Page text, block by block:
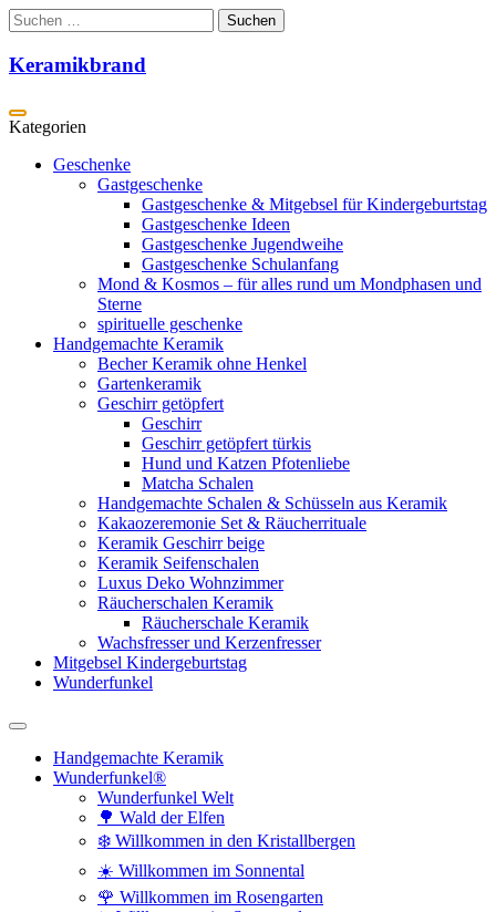
Zum
Inhalt
springen
Suchen
nach:
Keramikbrand
Geschenke
Gastgeschenke
Gastgeschenke & Mitgebsel für Kindergeburtstag
Gastgeschenke Ideen
Gastgeschenke Jugendweihe
Gastgeschenke Schulanfang
Mond & Kosmos – für alles rund um Mondphasen und
Sterne
spirituelle geschenke
Handgemachte Keramik
Becher Keramik ohne Henkel
Gartenkeramik
Geschirr getöpfert
Geschirr
Geschirr getöpfert türkis
Hund und Katzen Pfotenliebe
Matcha Schalen
Handgemachte Schalen & Schüsseln aus Keramik
Kakaozeremonie Set & Räucherrituale
Keramik Geschirr beige
Keramik Seifenschalen
Luxus Deko Wohnzimmer
Räucherschalen Keramik
Räucherschale Keramik
Wachsfresser und Kerzenfresser
Mitgebsel Kindergeburtstag
Wunderfunkel
Handgemachte Keramik
Wunderfunkel®
Wunderfunkel Welt
🌳 Wald der Elfen
❄️ Willkommen in den Kristallbergen
☀️ Willkommen im Sonnental
🌹 Willkommen im Rosengarten